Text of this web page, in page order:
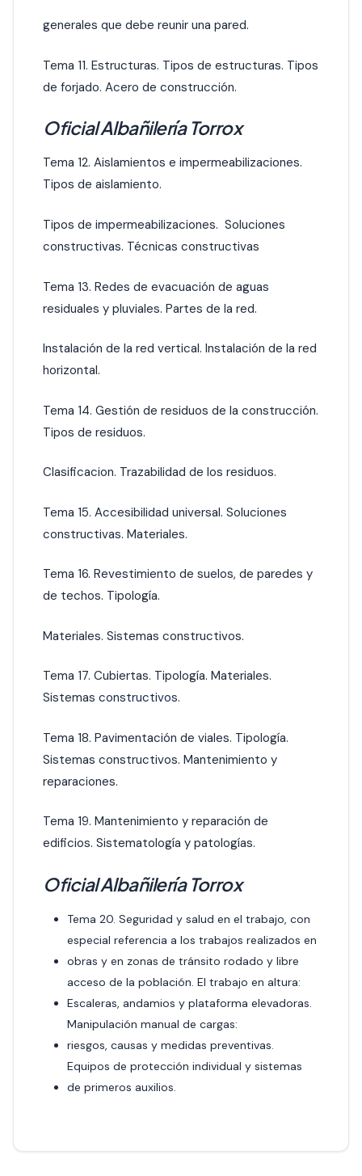
generales que debe reunir una pared.
Tema 11. Estructuras. Tipos de estructuras. Tipos
de forjado. Acero de construcción.
Oficial Albañilería Torrox
Tema 12. Aislamientos e impermeabilizaciones.
Tipos de aislamiento.
Tipos de impermeabilizaciones. Soluciones
constructivas. Técnicas constructivas
Tema 13. Redes de evacuación de aguas
residuales y pluviales. Partes de la red.
Instalación de la red vertical. Instalación de la red
horizontal.
Tema 14. Gestión de residuos de la construcción.
Tipos de residuos.
Clasificacion. Trazabilidad de los residuos.
Tema 15. Accesibilidad universal. Soluciones
constructivas. Materiales.
Tema 16. Revestimiento de suelos, de paredes y
de techos. Tipología.
Materiales. Sistemas constructivos.
Tema 17. Cubiertas. Tipología. Materiales.
Sistemas constructivos.
Tema 18. Pavimentación de viales. Tipología.
Sistemas constructivos. Mantenimiento y
reparaciones.
Tema 19. Mantenimiento y reparación de
edificios. Sistematología y patologías.
Oficial Albañilería Torrox
Tema 20. Seguridad y salud en el trabajo, con
especial referencia a los trabajos realizados en
obras y en zonas de tránsito rodado y libre
acceso de la población. El trabajo en altura:
Escaleras, andamios y plataforma elevadoras.
Manipulación manual de cargas:
riesgos, causas y medidas preventivas.
Equipos de protección individual y sistemas
de primeros auxilios.